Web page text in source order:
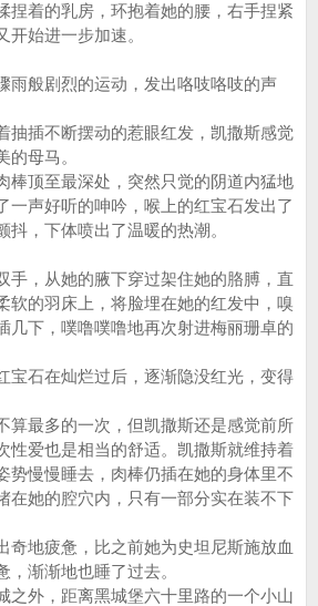
着的乳房，环抱着她的腰，右手捏紧
始进一步加速。
般剧烈的运动，发出咯吱咯吱的声
插不断摆动的惹眼红发，凯撒斯感觉
的母马。
顶至最深处，突然只觉的阴道内猛地
一声好听的呻吟，喉上的红宝石发出了
抖，下体喷出了温暖的热潮。
，从她的腋下穿过架住她的胳膊，直
软的羽床上，将脸埋在她的红发中，嗅
几下，噗噜噗噜地再次射进梅丽珊卓的
石在灿烂过后，逐渐隐没红光，变得
最多的一次，但凯撒斯还是感觉前所
性爱也是相当的舒适。凯撒斯就维持着
势慢慢睡去，肉棒仍插在她的身体里不
在她的腔穴内，只有一部分实在装不下
地疲惫，比之前她为史坦尼斯施放血
，渐渐地也睡了过去。
外，距离黑城堡六十里路的一个小山